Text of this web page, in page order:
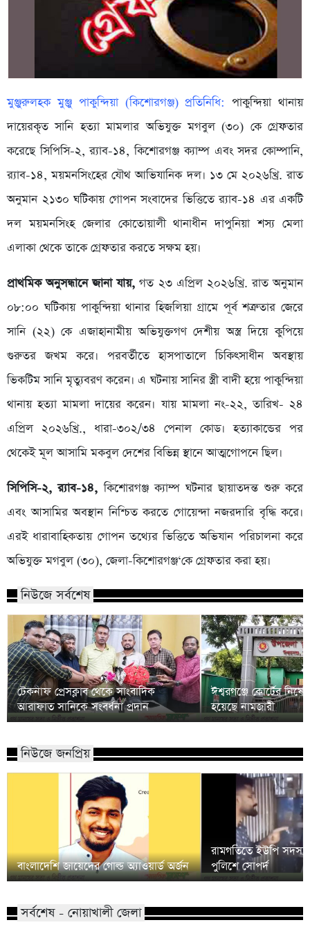
মুঞ্জুরুলহক মুঞ্জু পাকুন্দিয়া (কিশোরগঞ্জ) প্রতিনিধি: পাকুন্দিয়া থানায়
দায়েরকৃত সানি হত্যা মামলার অভিযুক্ত মগবুল (৩০) কে গ্রেফতার
করেছে সিপিসি-২, র‌্যাব-১৪, কিশোরগঞ্জ ক্যাম্প এবং সদর কোম্পানি,
র‌্যাব-১৪, ময়মনসিংহের যৌথ আভিযানিক দল। ১৩ মে ২০২৬খ্রি. রাত
অনুমান ২১৩০ ঘটিকায় গোপন সংবাদের ভিত্তিতে র‌্যাব-১৪ এর একটি
দল ময়মনসিংহ জেলার কোতোয়ালী থানাধীন দাপুনিয়া শস্য মেলা
এলাকা থেকে তাকে গ্রেফতার করতে সক্ষম হয়।
প্রাথমিক অনুসন্ধানে জানা যায়, গত ২৩ এপ্রিল ২০২৬খ্রি. রাত অনুমান
০৮:০০ ঘটিকায় পাকুন্দিয়া থানার হিজলিয়া গ্রামে পূর্ব শত্রুতার জেরে
সানি (২২) কে এজাহানামীয় অভিযুক্তগণ দেশীয় অস্ত্র দিয়ে কুপিয়ে
গুরুতর জখম করে। পরবর্তীতে হাসপাতালে চিকিৎসাধীন অবস্থায়
ভিকটিম সানি মৃত্যুবরণ করেন। এ ঘটনায় সানির স্ত্রী বাদী হয়ে পাকুন্দিয়া
থানায় হত্যা মামলা দায়ের করেন। যায় মামলা নং-২২, তারিখ- ২৪
এপ্রিল ২০২৬খ্রি., ধারা-৩০২/৩৪ পেনাল কোড। হত্যাকান্ডের পর
থেকেই মূল আসামি মকবুল দেশের বিভিন্ন স্থানে আত্মগোপনে ছিল।
সিপিসি-২, র‌্যাব-১৪, কিশোরগঞ্জ ক্যাম্প ঘটনার ছায়াতদন্ত শুরু করে
এবং আসামির অবস্থান নিশ্চিত করতে গোয়েন্দা নজরদারি বৃদ্ধি করে।
এরই ধারাবাহিকতায় গোপন তথ্যের ভিত্তিতে অভিযান পরিচালনা করে
অভিযুক্ত মগবুল (৩০), জেলা-কিশোরগঞ্জ‘কে গ্রেফতার করা হয়।
নিউজে সর্বশেষ
টেকনাফ প্রেসক্লাব থেকে সাংবাদিক
আরাফাত সানিকে সংবর্ধনা প্রদান
ঈশ্বরগঞ্জে কোর্টের
হয়েছে নামজারী
নিউজে জনপ্রিয়
বাংলাদেশি জায়েদের গোল্ড অ্যাওয়ার্ড অর্জন
রামগতিতে ইউপি
পুলিশে সোপর্দ
সর্বশেষ - নোয়াখালী জেলা